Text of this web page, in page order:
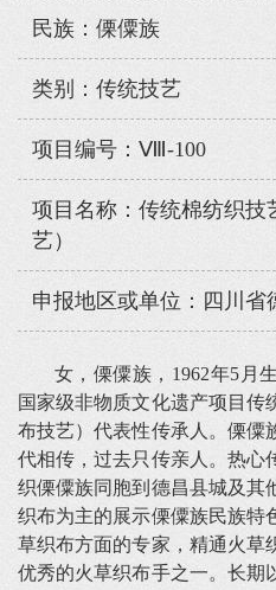
民族：傈僳族
类别：传统技艺
项目编号：Ⅷ-100
项目名称：传统棉纺织技
艺）
申报地区或单位：四川省
女，傈僳族，1962年5月
国家级非物质文化遗产项目传
布技艺）代表性传承人。傈僳
代相传，过去只传亲人。热心
织傈僳族同胞到德昌县城及其
织布为主的展示傈僳族民族特
草织布方面的专家，精通火草
优秀的火草织布手之一。长期